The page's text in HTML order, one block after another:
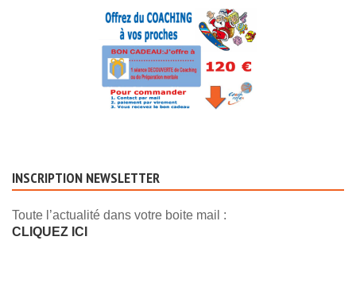
INSCRIPTION NEWSLETTER
Toute l’actualité dans votre boite mail :
CLIQUEZ ICI